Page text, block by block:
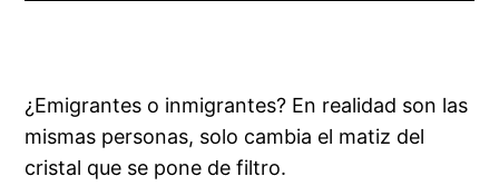
¿Emigrantes o inmigrantes? En realidad son las
mismas personas, solo cambia el matiz del
cristal que se pone de filtro.